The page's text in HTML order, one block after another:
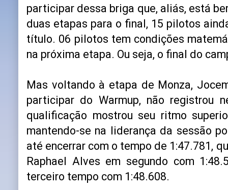
participar dessa briga que, aliás, está
duas etapas para o final, 15 pilotos
título. 06 pilotos tem condições
na próxima etapa. Ou seja, o final do
Mas voltando à etapa de Monza,
participar do Warmup, não registrou
qualificação mostrou seu ritmo
mantendo-se na liderança da sessão
até encerrar com o tempo de 1:47.781,
Raphael Alves em segundo com
terceiro tempo com 1:48.608.